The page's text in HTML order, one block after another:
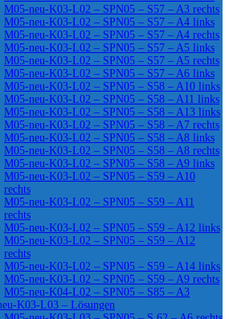
M05-neu-K03-L02 – SPN05 – S57 – A3 rechts
M05-neu-K03-L02 – SPN05 – S57 – A4 links
M05-neu-K03-L02 – SPN05 – S57 – A4 rechts
M05-neu-K03-L02 – SPN05 – S57 – A5 links
M05-neu-K03-L02 – SPN05 – S57 – A5 rechts
M05-neu-K03-L02 – SPN05 – S57 – A6 links
M05-neu-K03-L02 – SPN05 – S58 – A10 links
M05-neu-K03-L02 – SPN05 – S58 – A11 links
M05-neu-K03-L02 – SPN05 – S58 – A13 links
M05-neu-K03-L02 – SPN05 – S58 – A7 rechts
M05-neu-K03-L02 – SPN05 – S58 – A8 links
M05-neu-K03-L02 – SPN05 – S58 – A8 rechts
M05-neu-K03-L02 – SPN05 – S58 – A9 links
M05-neu-K03-L02 – SPN05 – S59 – A10
rechts
M05-neu-K03-L02 – SPN05 – S59 – A11
rechts
M05-neu-K03-L02 – SPN05 – S59 – A12 links
M05-neu-K03-L02 – SPN05 – S59 – A12
rechts
M05-neu-K03-L02 – SPN05 – S59 – A14 links
M05-neu-K03-L02 – SPN05 – S59 – A9 rechts
M05-neu-K04-L02 – SPN05 – S85 – A3
K03-L03 – Lösungen